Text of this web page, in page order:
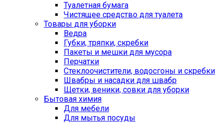
Туалетная бумага
Чистящее средство для туалета
Товары для уборки
Ведра
Губки, тряпки, скребки
Пакеты и мешки для мусора
Перчатки
Стеклоочистители, водосгоны и скребки
Швабры и насадки для швабр
Щетки, веники, совки для уборки
Бытовая химия
Для мебели
Для мытья посуды